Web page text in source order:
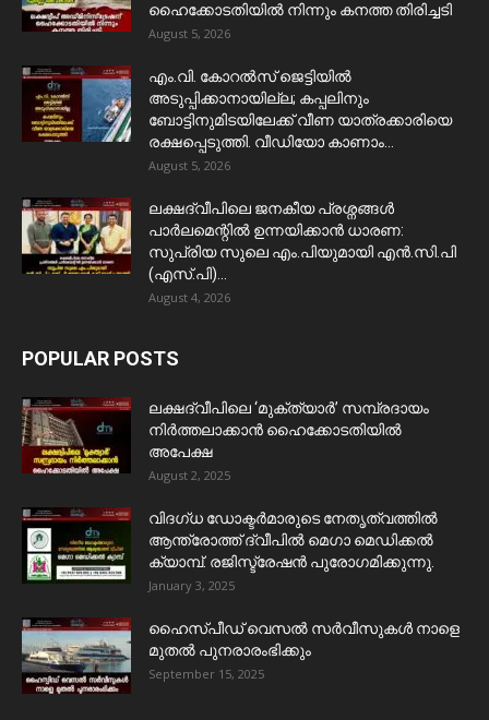
ഹൈക്കോടതിയിൽ നിന്നും കനത്ത തിരിച്ചടി
August 5, 2026
​എം.വി. കോറൽസ് ജെട്ടിയിൽ
അടുപ്പിക്കാനായില്ല; കപ്പലിനും
ബോട്ടിനുമിടയിലേക്ക് വീണ യാത്രക്കാരിയെ
രക്ഷപ്പെടുത്തി. വീഡിയോ കാണാം...
August 5, 2026
ലക്ഷദ്വീപിലെ ജനകീയ പ്രശ്നങ്ങൾ
പാർലമെന്റിൽ ഉന്നയിക്കാൻ ധാരണ:
സുപ്രിയ സുലെ എം.പിയുമായി എൻ.സി.പി
(എസ്.പി)...
August 4, 2026
POPULAR POSTS
ലക്ഷദ്വീപിലെ ‘മുക്ത്യാർ’ സമ്പ്രദായം
നിർത്തലാക്കാൻ ഹൈക്കോടതിയിൽ
അപേക്ഷ
August 2, 2025
വിദഗ്ധ ഡോക്ടർമാരുടെ നേതൃത്വത്തിൽ
ആന്ത്രോത്ത് ദ്വീപിൽ മെഗാ മെഡിക്കൽ
ക്യാമ്പ്. രജിസ്ട്രേഷൻ പുരോഗമിക്കുന്നു.
January 3, 2025
ഹൈസ്പീഡ് വെസൽ സർവീസുകൾ നാളെ
മുതൽ പുനരാരംഭിക്കും
September 15, 2025